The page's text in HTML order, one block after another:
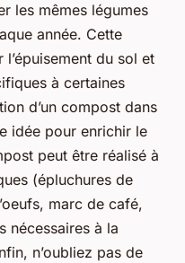
les mêmes légumes
année. Cette
du sol et
à certaines
d’un compost dans
idée pour enrichir le
peut être réalisé à
(épluchures de
marc de café,
nécessaires à la
n’oubliez pas de